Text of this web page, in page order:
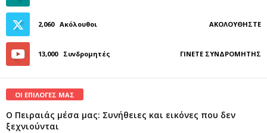
2,060 Ακόλουθοι ΑΚΟΛΟΥΘΉΣΤΕ
13,000 Συνδρομητές ΓΊΝΕΤΕ ΣΥΝΔΡΟΜΗΤΉΣ
ΟΙ ΕΠΙΛΟΓΕΣ ΜΑΣ
Ο Πειραιάς μέσα μας: Συνήθειες και εικόνες που δεν
ξεχνιούνται